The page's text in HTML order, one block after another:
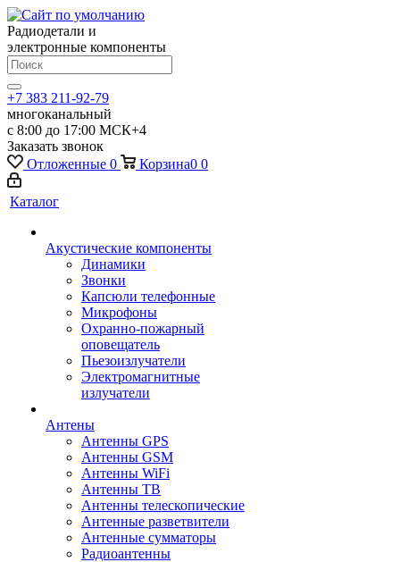
Радиодетали и
электронные компоненты
+7 383 211-92-79
многоканальный
с 8:00 до 17:00 МСК+4
Заказать звонок
Отложенные 0 Корзина0 0
Каталог
Акустические компоненты
Динамики
Звонки
Капсюли телефонные
Микрофоны
Охранно-пожарный
оповещатель
Пьезоизлучатели
Электромагнитные
излучатели
Антены
Антенны GPS
Антенны GSM
Антенны WiFi
Антенны ТВ
Антенны телескопические
Антенные разветвители
Антенные сумматоры
Радиоантенны